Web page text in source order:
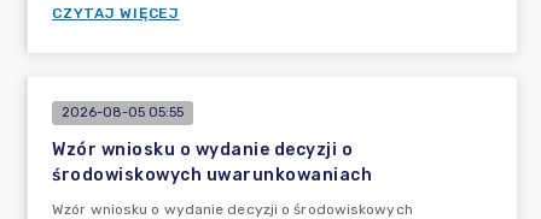
CZYTAJ WIĘCEJ
2026-08-05 05:55
Wzór wniosku o wydanie decyzji o
środowiskowych uwarunkowaniach
Wzór wniosku o wydanie decyzji o środowiskowych